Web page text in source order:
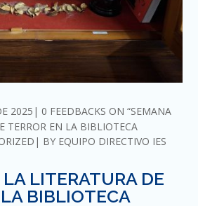
2025 COMMENTS
0 FEEDBACKS ON “SEMANA
TERROR EN LA BIBLIOTECA
BY EQUIPO DIRECTIVO IES
LITERATURA DE
BIBLIOTECA